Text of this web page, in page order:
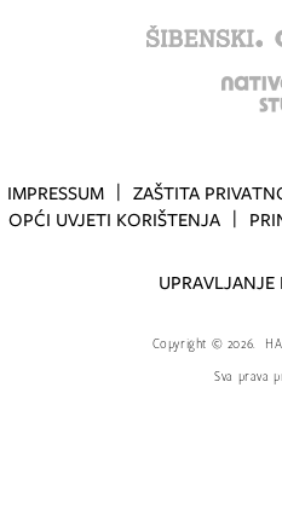
IMPRESSUM ZAŠTITA
OPĆI UVJETI KORIŠTENJA
Copyright © 2026.
Sva prava